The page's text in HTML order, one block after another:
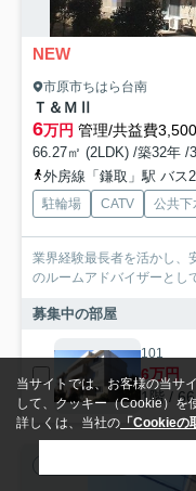
NEW
市原市ちはら台南
Ｔ＆ＭⅡ
6万円 管理/共益費
66.27㎡ (2LDK) /築32年 /
外房線「鎌取」駅 バス
駐輪場 CATV 公共下
業界経験最長者を活かし、
のルームアドバイザーとし
募集中の部屋
101
6万円
1階 /
当サイトでは、お客様の当サ
して、クッキー（Cookie）を
詳しくは、当社の 「Cookieの